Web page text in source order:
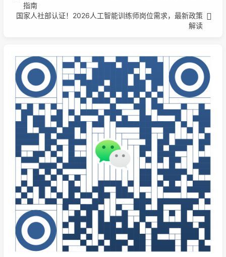
指南
国家人社部认证！2026人工智能训练师岗位需求，最新政策
解读